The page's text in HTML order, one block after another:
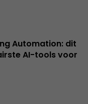
Automation: dit
AI-tools voor